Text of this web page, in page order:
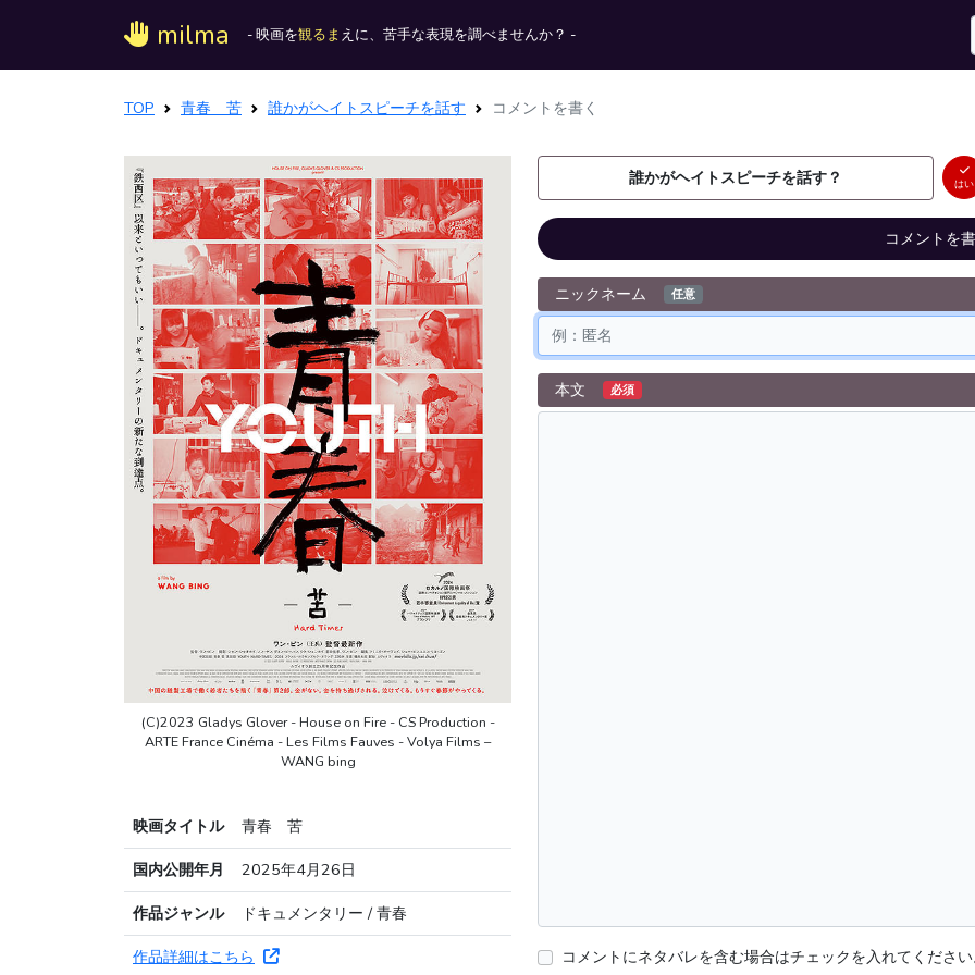
milma - 映画を観るま えに、苦手な表現を調べませんか？ -
TOP 青春 苦 誰かがヘイトスピーチを話す コメントを書く
(C)2023 Gladys Glover - House on Fire - CS Production -
ARTE France Cinéma - Les Films Fauves - Volya Films –
WANG bing
映画タイトル
青春 苦
国内公開年月
2025年4月26日
作品ジャンル
ドキュメンタリー / 青春
作品詳細はこちら
誰かがヘイトスピーチを話す？ はい
コメントを
ニックネーム 任意
本文 必須
コメントにネタバレを含む場合はチェックを入れてくださ